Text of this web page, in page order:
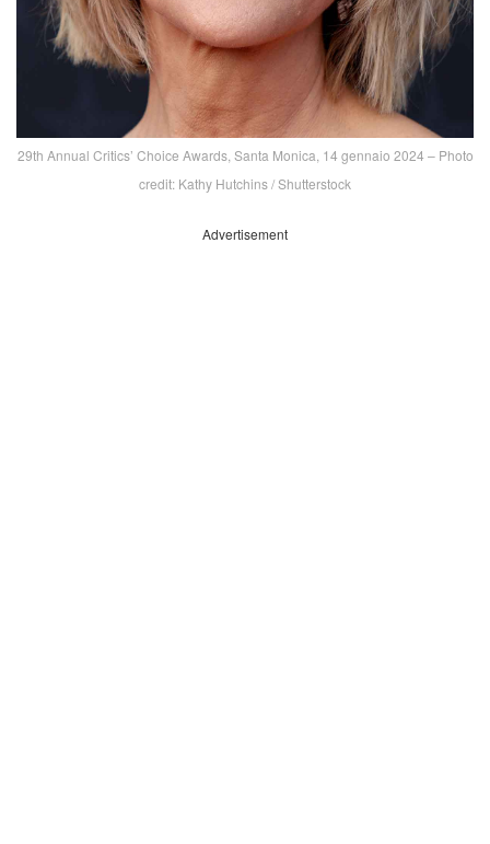
29th Annual Critics’ Choice Awards, Santa Monica, 14 gennaio 2024 – Photo
credit: Kathy Hutchins / Shutterstock
Advertisement